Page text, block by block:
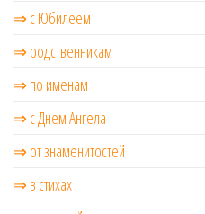
⇒ с Юбилеем
⇒ родственникам
⇒ по именам
⇒ с Днем Ангела
⇒ от знаменитостей
⇒ в стихах